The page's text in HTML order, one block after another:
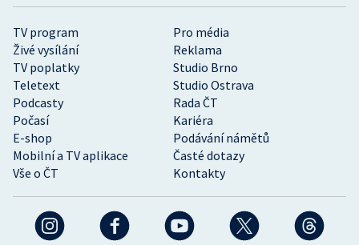
TV program
Pro média
Živé vysílání
Reklama
TV poplatky
Studio Brno
Teletext
Studio Ostrava
Podcasty
Rada ČT
Počasí
Kariéra
E-shop
Podávání námětů
Mobilní a TV aplikace
Časté dotazy
Vše o ČT
Kontakty